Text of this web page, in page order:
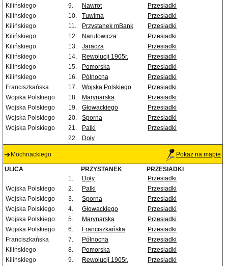
Kilińskiego
9. Nawrot
Przesiadki
Kilińskiego
10. Tuwima
Przesiadki
Kilińskiego
11. Przystanek mBank
Przesiadki
Kilińskiego
12. Narutowicza
Przesiadki
Kilińskiego
13. Jaracza
Przesiadki
Kilińskiego
14. Rewolucji 1905r.
Przesiadki
Kilińskiego
15. Pomorska
Przesiadki
Kilińskiego
16. Północna
Przesiadki
Franciszkańska
17. Wojska Polskiego
Przesiadki
Wojska Polskiego
18. Marynarska
Przesiadki
Wojska Polskiego
19. Głowackiego
Przesiadki
Wojska Polskiego
20. Sporna
Przesiadki
Wojska Polskiego
21. Palki
Przesiadki
22.
Doły
Mochnackiego Pokaż na mapie
ULICA PRZYSTANEK
PRZESIADKI
1.
Doły
Przesiadki
Wojska Polskiego
2. Palki
Przesiadki
Wojska Polskiego
3. Sporna
Przesiadki
Wojska Polskiego
4. Głowackiego
Przesiadki
Wojska Polskiego
5. Marynarska
Przesiadki
Wojska Polskiego
6. Franciszkańska
Przesiadki
Franciszkańska
7. Północna
Przesiadki
Kilińskiego
8. Pomorska
Przesiadki
Kilińskiego
9. Rewolucji 1905r. Przesiadki